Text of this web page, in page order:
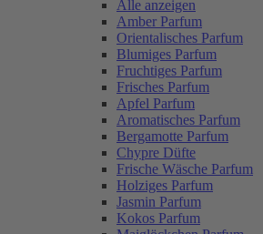
Alle anzeigen
Amber Parfum
Orientalisches Parfum
Blumiges Parfum
Fruchtiges Parfum
Frisches Parfum
Apfel Parfum
Aromatisches Parfum
Bergamotte Parfum
Chypre Düfte
Frische Wäsche Parfum
Holziges Parfum
Jasmin Parfum
Kokos Parfum